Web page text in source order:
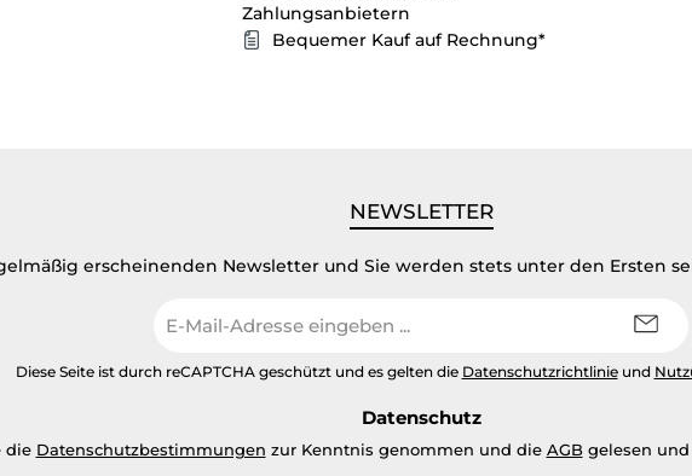
Zahlungsanbietern
Bequemer Kauf auf Rechnung*
NEWSLETTER
erscheinenden Newsletter und Sie werden stets unter den Ersten
Mail-
Diese Seite ist durch reCAPTCHA geschützt und es gelten die Datenschutzrichtlinieund
Datenschutz
die Datenschutzbestimmungen zur Kenntnis genommen und die AGBgelesen und